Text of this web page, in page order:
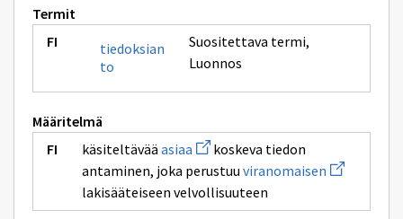
Termit
tiedoksian
to
Suositettava termi,
Luonnos
Määritelmä
käsiteltävää asiaa Avaa
uuden
ikkunan
sivulle
asiaa
koskeva tiedon
antaminen, joka perustuu viranomaisen Avaa
uuden
sivulle
lakisääteiseen velvollisuuteen